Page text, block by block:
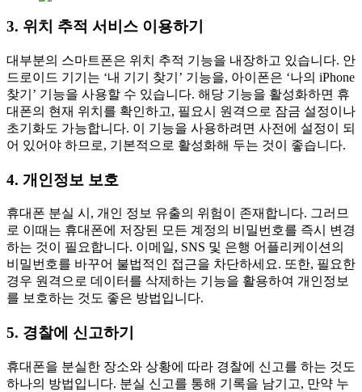
3. 위치 추적 서비스 이용하기
대부분의 스마트폰은 위치 추적 기능을 내장하고 있습니다. 안
드로이드 기기는 ‘내 기기 찾기’ 기능을, 아이폰은 ‘나의 iPhone
찾기’ 기능을 사용할 수 있습니다. 해당 기능을 활성화하면 휴
대폰의 현재 위치를 확인하고, 필요시 원격으로 잠금 설정이나
초기화도 가능합니다. 이 기능을 사용하려면 사전에 설정이 되
어 있어야 하므로, 기본적으로 활성화해 두는 것이 좋습니다.
4. 개인정보 보호
휴대폰 분실 시, 개인 정보 유출의 위험이 존재합니다. 그러므
로 이때는 휴대폰에 저장된 모든 계정의 비밀번호를 즉시 변경
하는 것이 필요합니다. 이메일, SNS 및 은행 어플리케이션의
비밀번호를 바꾸어 불법적인 접근을 차단하세요. 또한, 필요한
경우 원격으로 데이터를 삭제하는 기능을 활용하여 개인정보
를 보호하는 것도 좋은 방법입니다.
5. 경찰에 신고하기
휴대폰을 분실한 장소와 상황에 따라 경찰에 신고를 하는 것도
하나의 방법입니다. 분실 신고를 통해 기록을 남기고, 만약 누